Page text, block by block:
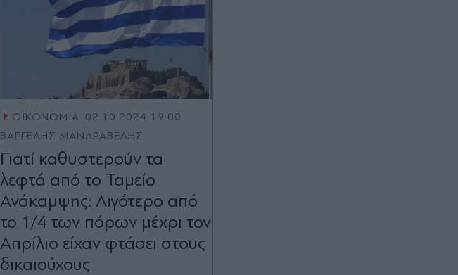
ΟΙΚΟΝΟΜΙΑ 02.10.2024 19:00
ΒΑΓΓΕΛΗΣ ΜΑΝΔΡΑΒΕΛΗΣ
Γιατί καθυστερούν τα
λεφτά από το Ταμείο
Ανάκαμψης: Λιγότερο από
το 1/4 των πόρων µέχρι τον
Απρίλιο είχαν φτάσει στους
δικαιούχους